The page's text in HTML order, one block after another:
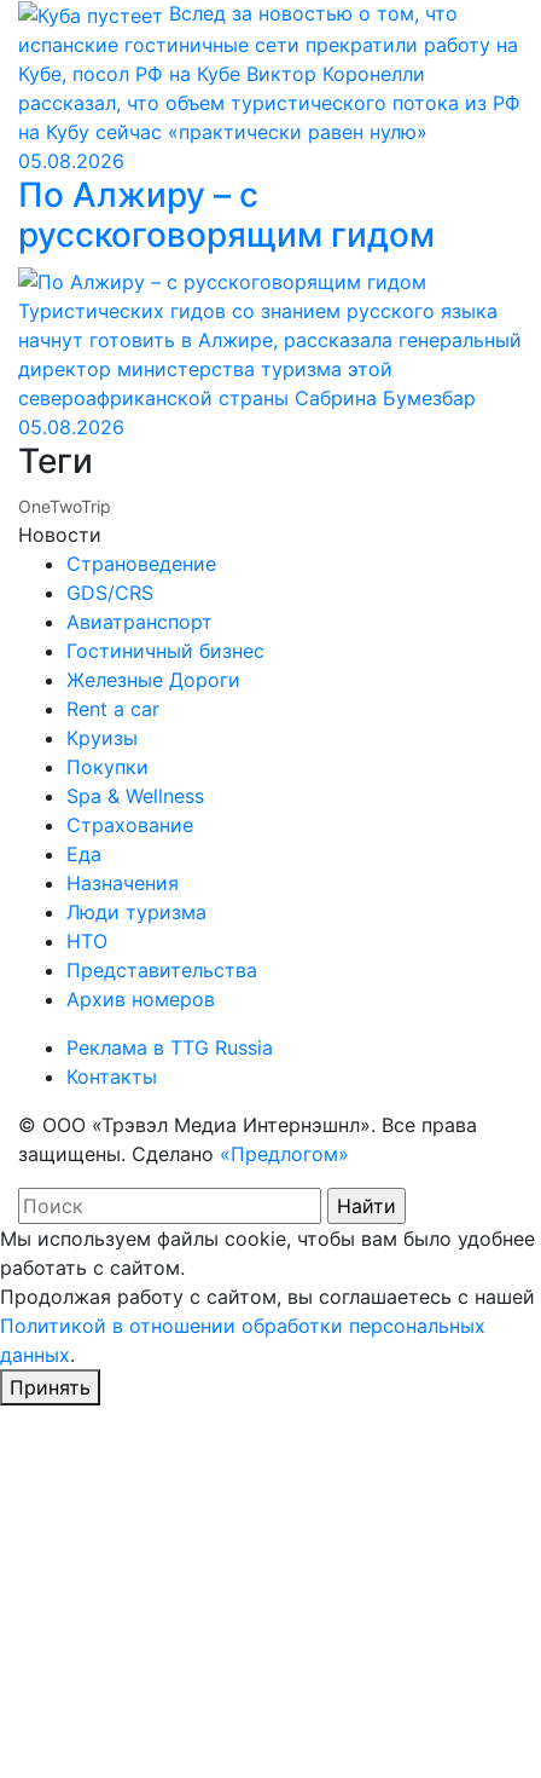
Вслед за новостью о том, что
испанские гостиничные сети прекратили работу на
Кубе, посол РФ на Кубе Виктор Коронелли
рассказал, что объем туристического потока из РФ
на Кубу сейчас «практически равен нулю»
05.08.2026
По Алжиру – с
русскоговорящим гидом
Туристических гидов со знанием русского языка
начнут готовить в Алжире, рассказала генеральный
директор министерства туризма этой
североафриканской страны Сабрина Бумезбар
05.08.2026
Теги
OneTwoTrip
Новости
Страноведение
GDS/CRS
Авиатранспорт
Гостиничный бизнес
Железные Дороги
Rent a car
Круизы
Покупки
Spa & Wellness
Страхование
Еда
Назначения
Люди туризма
НТО
Представительства
Архив номеров
Реклама в TTG Russia
Контакты
© ООО «Трэвэл Медиа Интернэшнл». Все права
защищены. Сделано «Предлогом»
Мы используем файлы cookie, чтобы вам было удобнее
работать с сайтом.
Продолжая работу с сайтом, вы соглашаетесь с нашей
Политикой в отношении обработки персональных
данных.
Принять